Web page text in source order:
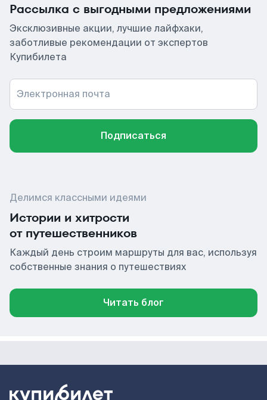
Рассылка с выгодными предложениями
Эксклюзивные акции, лучшие лайфхаки,
заботливые рекомендации от экспертов
Купибилета
Электронная почта
Подписаться
Делимся классными идеями
Истории и хитрости
от путешественников
Каждый день строим маршруты для вас, используя
собственные знания о путешествиях
Читать блог